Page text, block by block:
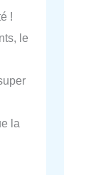
!
le
la